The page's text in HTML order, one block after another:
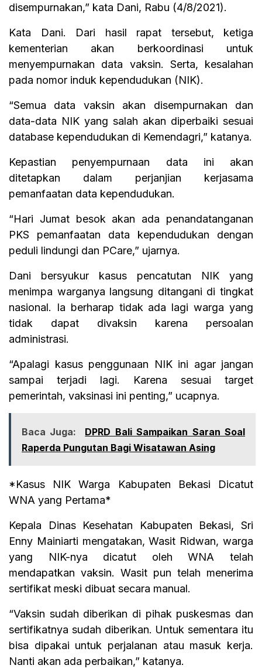
disempurnakan,” kata Dani, Rabu (4/8/2021).
Kata Dani. Dari hasil rapat tersebut, ketiga
kementerian akan berkoordinasi untuk
menyempurnakan data vaksin. Serta, kesalahan
pada nomor induk kependudukan (NIK).
“Semua data vaksin akan disempurnakan dan
data-data NIK yang salah akan diperbaiki sesuai
database kependudukan di Kemendagri,” katanya.
Kepastian penyempurnaan data ini akan
ditetapkan dalam perjanjian kerjasama
pemanfaatan data kependudukan.
“Hari Jumat besok akan ada penandatanganan
PKS pemanfaatan data kependudukan dengan
peduli lindungi dan PCare,” ujarnya.
Dani bersyukur kasus pencatutan NIK yang
menimpa warganya langsung ditangani di tingkat
nasional. Ia berharap tidak ada lagi warga yang
tidak dapat divaksin karena persoalan
administrasi.
“Apalagi kasus penggunaan NIK ini agar jangan
sampai terjadi lagi. Karena sesuai target
pemerintah, vaksinasi ini penting,” ucapnya.
Baca Juga:
DPRD Bali Sampaikan Saran Soal
Raperda Pungutan Bagi Wisatawan Asing
*Kasus NIK Warga Kabupaten Bekasi Dicatut
WNA yang Pertama*
Kepala Dinas Kesehatan Kabupaten Bekasi, Sri
Enny Mainiarti mengatakan, Wasit Ridwan, warga
yang NIK-nya dicatut oleh WNA telah
mendapatkan vaksin. Wasit pun telah menerima
sertifikat meski dibuat secara manual.
“Vaksin sudah diberikan di pihak puskesmas dan
sertifikatnya sudah diberikan. Untuk sementara itu
bisa dipakai untuk perjalanan atau masuk kerja.
Nanti akan ada perbaikan,” katanya.